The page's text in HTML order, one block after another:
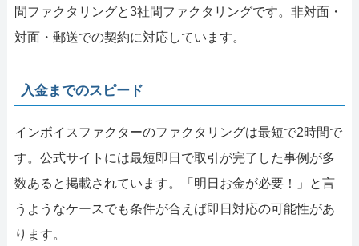
間ファクタリングと3社間ファクタリングです。非対面・
対面・郵送での契約に対応しています。
入金までのスピード
インボイスファクターのファクタリングは最短で2時間で
す。公式サイトには最短即日で取引が完了した事例が多
数あると掲載されています。「明日お金が必要！」と言
うようなケースでも条件が合えば即日対応の可能性があ
ります。